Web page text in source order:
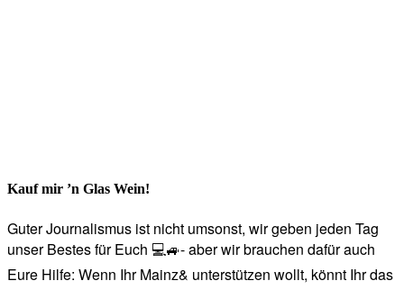
Kauf mir ’n Glas Wein!
Guter Journalismus ist nicht umsonst, wir geben jeden Tag
unser Bestes für Euch 💻🚙- aber wir brauchen dafür auch
Eure Hilfe: Wenn Ihr Mainz& unterstützen wollt, könnt Ihr das